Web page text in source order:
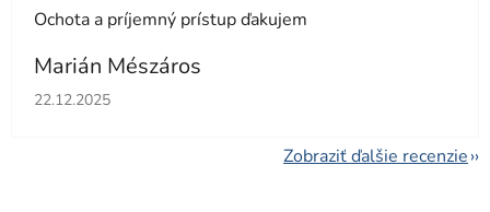
Ochota a príjemný prístup ďakujem
Marián Mészáros
Hodnotenie obchodu je 5 z 5 hviezdičiek.
22.12.2025
Zobraziť ďalšie recenzie